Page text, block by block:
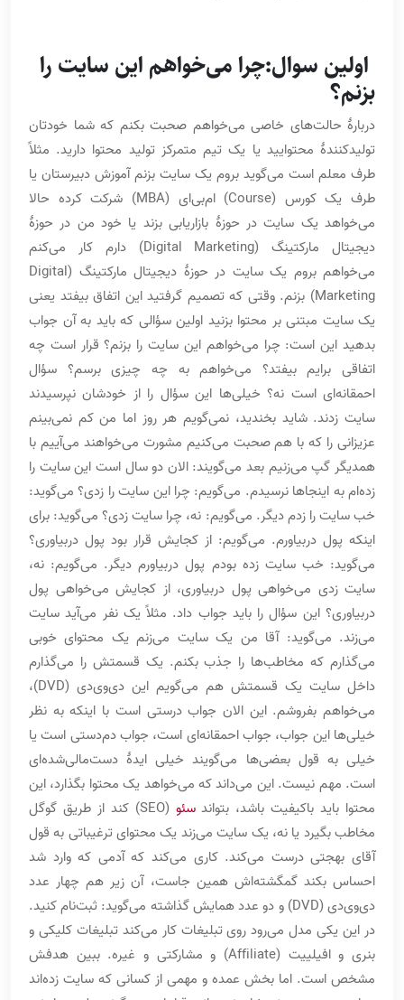
اولین سوال:چرا می‌خواهم این سایت را
بزنم؟
دربارۀ حالت‌های خاصی می‌خواهم صحبت بکنم که شما خودتان
تولیدکنندۀ محتوایید یا یک تیم متمرکز تولید محتوا دارید. مثلاً
طرف معلم است می‌گوید بروم یک سایت بزنم آموزش دبیرستان یا
طرف یک کورس (Course) ام‌بی‌ای (MBA) شرکت کرده حالا
می‌خواهد یک سایت در حوزۀ بازاریابی بزند یا خود من در حوزۀ
دیجیتال مارکتینگ (Digital Marketing) دارم کار می‌کنم
می‌خواهم بروم یک سایت در حوزۀ دیجیتال مارکتینگ (Digital
Marketing) بزنم. وقتی که تصمیم گرفتید این اتفاق بیفتد یعنی
یک سایت مبتنی بر محتوا بزنید اولین سؤالی که باید به آن جواب
بدهید این است: چرا می‌خواهم این سایت را بزنم؟ قرار است چه
اتفاقی برایم بیفتد؟ می‌خواهم به چه چیزی برسم؟ سؤال
احمقانه‌ای است نه؟ خیلی‌ها این سؤال را از خودشان نپرسیدند
سایت زدند. شاید بخندید، نمی‌گویم هر روز اما من کم نمی‌بینم
عزیزانی را که با هم صحبت می‌کنیم مشورت می‌خواهند می‌آییم با
همدیگر گپ می‌زنیم بعد می‌گویند: الان دو سال است این سایت را
زده‌ام به اینجاها نرسیدم. می‌گویم: چرا این سایت را زدی؟ می‌گوید:
خب سایت را زدم دیگر. می‌گویم: نه، چرا سایت زدی؟ می‌گوید: برای
اینکه پول دربیاورم. می‌گویم: از کجایش قرار بود پول دربیاوری؟
می‌گوید: خب سایت زده بودم پول دربیاورم دیگر. می‌گویم: نه،
سایت زدی می‌خواهی پول دربیاوری، از کجایش می‌خواهی پول
دربیاوری؟ این سؤال را باید جواب داد. مثلاً یک نفر می‌آید سایت
می‌زند. می‌گوید: آقا من یک سایت می‌زنم یک محتوای خوبی
می‌گذارم که مخاطب‌ها را جذب بکنم. یک قسمتش را می‌گذارم
داخل سایت یک قسمتش هم می‌گویم این دی‌وی‌دی (DVD)،
می‌خواهم بفروشم. این الان جواب درستی است با اینکه به نظر
خیلی‌ها این جواب، جواب احمقانه‌ای است، جواب دم‌دستی است یا
خیلی به قول بعضی‌ها می‌گویند خیلی ایدۀ دست‌مالی‌شده‌ای
است. مهم نیست. این می‌داند که می‌خواهد یک محتوا بگذارد، این
محتوا باید باکیفیت باشد، بتواندسئو
(SEO) کند از طریق گوگل
مخاطب بگیرد یا نه، یک سایت می‌زند یک محتوای ترغیباتی به قول
آقای بهجتی درست می‌کند. کاری می‌کند که آدمی که وارد شد
احساس بکند گمگشته‌اش همین جاست، آن زیر هم چهار عدد
دی‌وی‌دی (DVD) و دو عدد همایش گذاشته می‌گوید: ثبت‌نام کنید.
در این یکی مدل می‌رود روی تبلیغات کار می‌کند تبلیغات کلیکی و
بنری و افیلییت (Affiliate) و مشارکتی و غیره. ببین هدفش
مشخص است. اما بخش عمده و مهمی از کسانی که سایت زده‌اند